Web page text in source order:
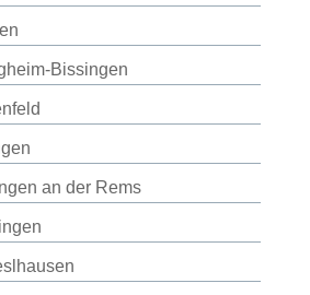
Bissingen
an der Rems